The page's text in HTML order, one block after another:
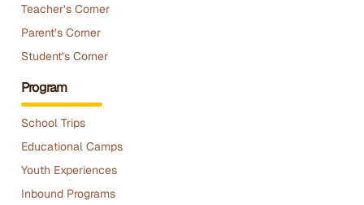
Teacher’s Corner
Parent’s Corner
Student’s Corner
Program
School Trips
Educational Camps
Youth Experiences
Inbound Programs